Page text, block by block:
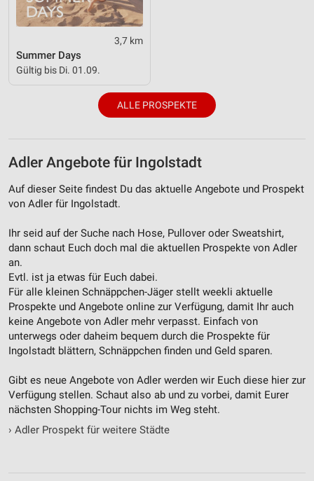
3,7 km
Summer Days
Gültig bis Di. 01.09.
ALLE PROSPEKTE
Adler Angebote für Ingolstadt
Auf dieser Seite findest Du das aktuelle Angebote und Prospekt
von Adler für Ingolstadt.
Ihr seid auf der Suche nach Hose, Pullover oder Sweatshirt,
dann schaut Euch doch mal die aktuellen Prospekte von Adler
an.
Evtl. ist ja etwas für Euch dabei.
Für alle kleinen Schnäppchen-Jäger stellt weekli aktuelle
Prospekte und Angebote online zur Verfügung, damit Ihr auch
keine Angebote von Adler mehr verpasst. Einfach von
unterwegs oder daheim bequem durch die Prospekte für
Ingolstadt blättern, Schnäppchen finden und Geld sparen.
Gibt es neue Angebote von Adler werden wir Euch diese hier zur
Verfügung stellen. Schaut also ab und zu vorbei, damit Eurer
nächsten Shopping-Tour nichts im Weg steht.
› Adler Prospekt für weitere Städte
Quellen
Verwendung reduzierter Daten zur Auswahl von
Inhalten
Verwendung genauer Standortdaten
Informationen identifizieren
Notwendig
Performance
Werbung